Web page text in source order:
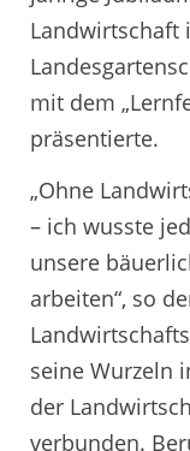
Landwirtschaft
mit dem
präsentierte.
„Ohne
– ich wusste
unsere
arbeiten“, so
seine Wurzeln
der
verbunden.